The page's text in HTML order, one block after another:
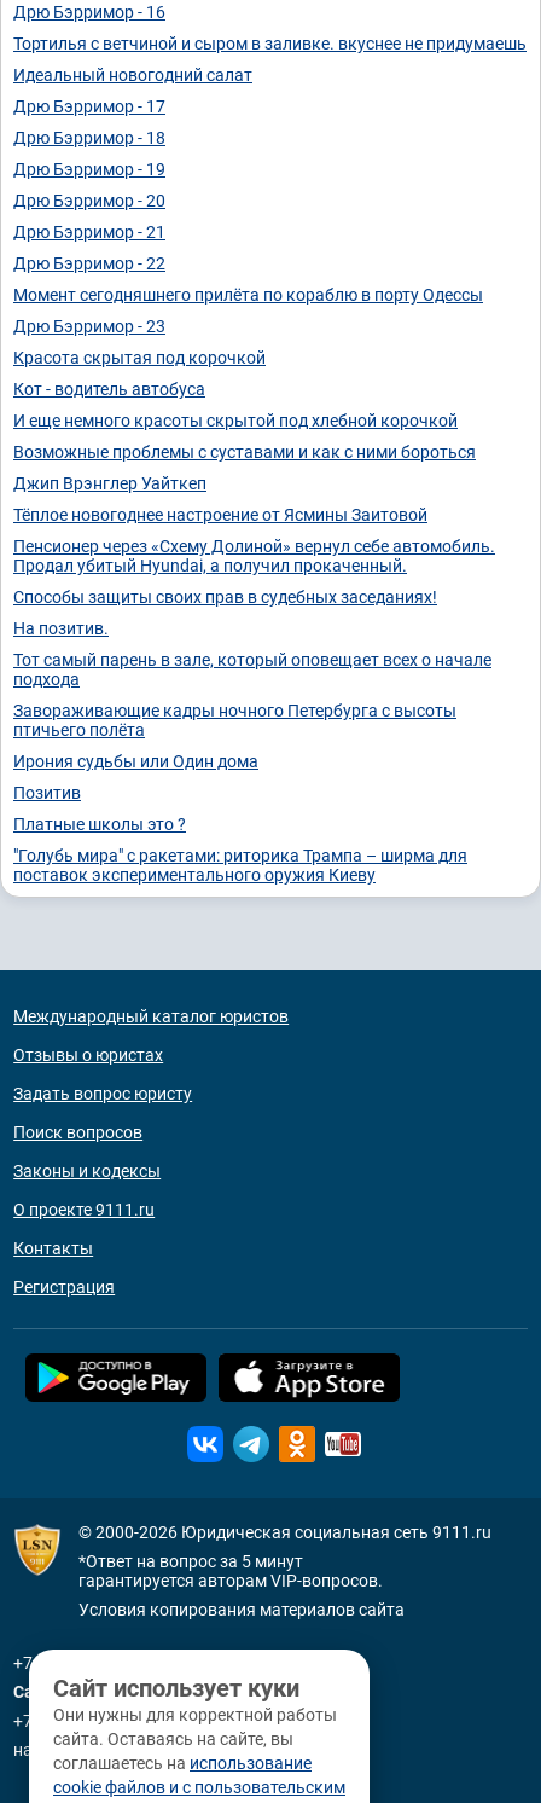
Дрю Бэрримор - 16
Тортилья с ветчиной и сыром в заливке. вкуснее не придумаешь
Идеальный новогодний салат
Дрю Бэрримор - 17
Дрю Бэрримор - 18
Дрю Бэрримор - 19
Дрю Бэрримор - 20
Дрю Бэрримор - 21
Дрю Бэрримор - 22
Момент сегодняшнего прилёта по кораблю в порту Одессы
Дрю Бэрримор - 23
Красота скрытая под корочкой
Кот - водитель автобуса
И еще немного красоты скрытой под хлебной корочкой
Возможные проблемы с суставами и как с ними бороться
Джип Врэнглер Уайткеп
Тёплое новогоднее настроение от Ясмины Заитовой
Пенсионер через «Схему Долиной» вернул себе автомобиль.
Продал убитый Hyundai, а получил прокаченный.
Способы защиты своих прав в судебных заседаниях!
На позитив.
Тот самый парень в зале, который оповещает всех о начале
подхода
Завораживающие кадры ночного Петербурга с высоты
птичьего полёта
Ирония судьбы или Один дома
Позитив
Платные школы это ?
"Голубь мира" с ракетами: риторика Трампа – ширма для
поставок экспериментального оружия Киеву
Международный каталог юристов
Отзывы о юристах
Задать вопрос юристу
Поиск вопросов
Законы и кодексы
О проекте 9111.ru
Контакты
Регистрация
© 2000-2026 Юридическая социальная сеть 9111.ru
*Ответ на вопрос за 5 минут
гарантируется авторам VIP-вопросов.
Условия копирования материалов сайта
+7 (800) 505-91-11
Санкт-Петербург
+7 (812) 336-92-64
наб. р. Фонтанки, д. 59
Сайт использует куки
Они нужны для корректной работы
сайта. Оставаясь на сайте, вы
соглашаетесь на использование
cookie файлов и с пользовательским